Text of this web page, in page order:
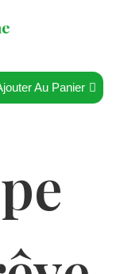
Au Panier